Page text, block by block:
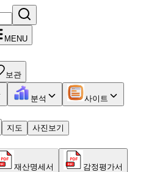
MENU
보관
분석 사이트
지도 사진보기
재산명세서 감정평가서